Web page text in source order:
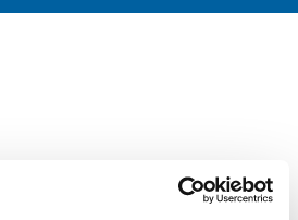
gamme des ascenseurs et monte-
vertical de passagers et de